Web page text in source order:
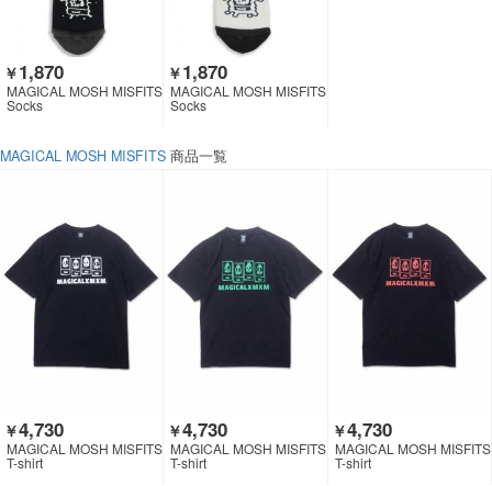
￥1,870
MAGICAL MOSH MISFITS
Socks
￥1,870
MAGICAL MOSH MISFITS
Socks
MAGICAL MOSH MISFITS 商品一覧
￥4,730
MAGICAL MOSH MISFITS
T-shirt
￥4,730
MAGICAL MOSH MISFITS
T-shirt
￥4,730
MAGICAL MOSH MISFITS
T-shirt